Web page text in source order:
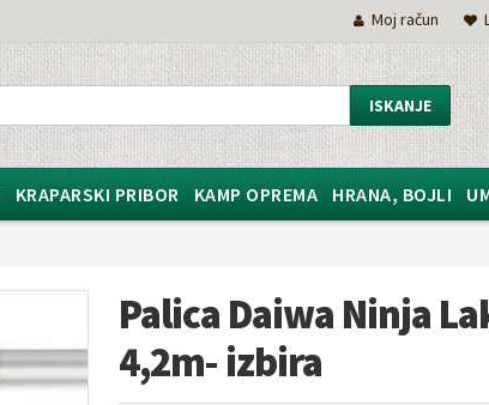
Moj račun
ISKANJE
KRAPARSKI PRIBOR KAMP OPREMA HRANA, BOJLI
Palica Daiwa Ninja
4,2m- izbira